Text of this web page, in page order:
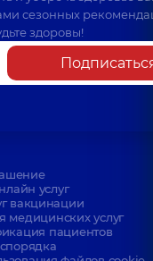
сезонных
здоровы!
услуг
вакцинации
медицинских услуг
пациентов